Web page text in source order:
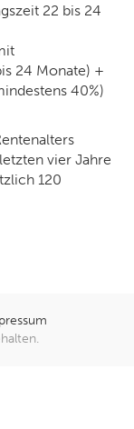
22 bis 24
24 Monate) +
40%)
vier Jahre
120